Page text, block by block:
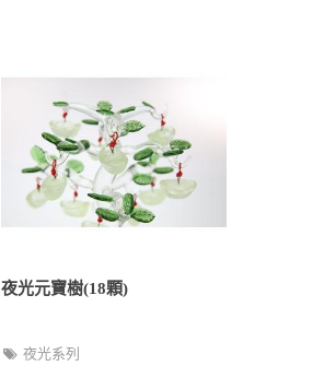
夜光元寶樹(18顆)
夜光系列